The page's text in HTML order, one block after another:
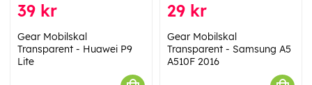
39 kr
Gear Mobilskal
Transparent - Huawei P9
Lite
29 kr
Gear Mobilskal
Transparent - Samsung A5
A510F 2016